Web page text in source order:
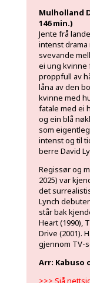
Mulholland
146 min.)
Jente frå
intenst drama
svevande
ei ung kvinne
proppfull av
låna av den
kvinne med
fatale med ei
og ein blå
som
intenst og til
berre David
Regissør og
2025) var
det
Lynch
står bak
Heart (1990),
Drive (2001).
gjennom TV-
Arr: Kabuso
>>> Sjå